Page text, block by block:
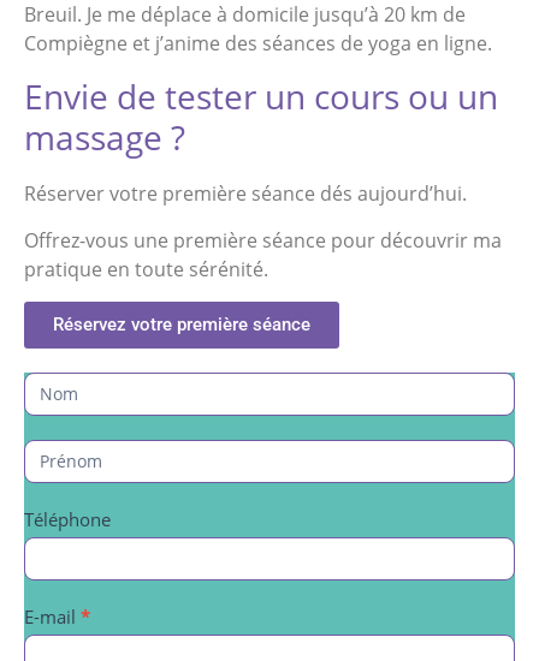
Breuil. Je me déplace à domicile jusqu’à 20 km de
Compiègne et j’anime des séances de yoga en ligne.
Envie de tester un cours ou un
massage ?
Réserver votre première séance dés aujourd’hui.
Offrez-vous une première séance pour découvrir ma
pratique en toute sérénité.
Réservez votre première séance
Contact
Téléphone
E-mail *
S
i
o
u
ê
t
e
u
n